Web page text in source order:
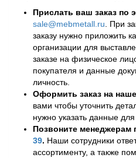
Прислать ваш заказ по
sale@mebmetall.ru . При
заказу нужно приложить
организации для
заказе на физическое
покупателя и данные
личность.
Оформить заказ на
вами чтобы уточнить
нужно указать данные
Позвоните менеджерам
39. Наши сотрудники
ассортименту, а также